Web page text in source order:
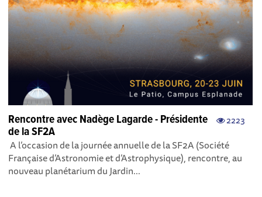
2223
Rencontre avec Nadège Lagarde - Présidente
de la SF2A
A l’occasion de la journée annuelle de la SF2A (Société
Française d’Astronomie et d’Astrophysique), rencontre, au
nouveau planétarium du Jardin...